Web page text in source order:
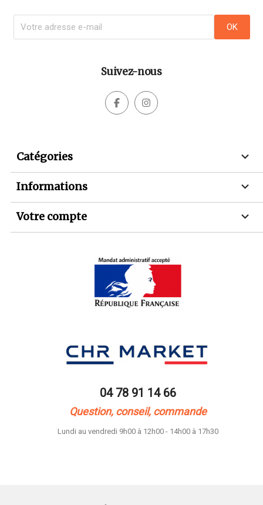
Suivez-nous
 
Catégories 
Informations 
Votre compte 
04 78 91 14 66
Question, conseil, commande
Lundi au vendredi 9h00 à 12h00 - 14h00 à 17h30